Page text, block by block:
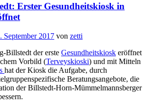
Erster Gesundheitskiosk in
September 2017 von zetti
Billstedt der erste Gesundheitskiosk eröffnet
Vorbild (Terveyskioski) und mit Mitteln
hat der Kiosk die Aufgabe, durch
Beratungsangebote, die
der Billstedt-Horn-Mümmelmannsberger